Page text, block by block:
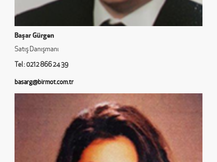
Başar Gürgen
Satış Danışmanı
Tel : 0212 866 24 39
basarg@birmot.com.tr